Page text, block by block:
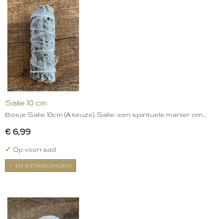
Salie 10 cm
Bosje Salie 10cm (A keuze). Salie: een spirituele manier om…
€ 6,99
✓ Op voorraad
IN WINKELWAGEN